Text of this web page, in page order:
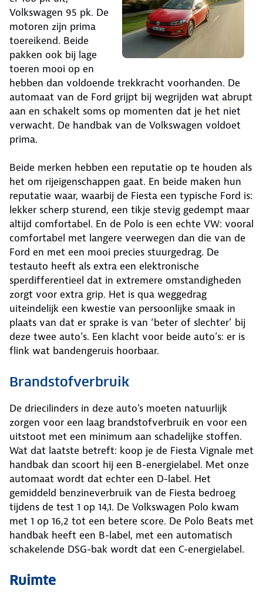
Volkswagen 95 pk. De
motoren zijn prima
toereikend. Beide
pakken ook bij lage
toeren mooi op en
hebben dan voldoende trekkracht voorhanden. De
automaat van de Ford grijpt bij wegrijden wat abrupt
aan en schakelt soms op momenten dat je het niet
verwacht. De handbak van de Volkswagen voldoet
prima.
Beide merken hebben een reputatie op te houden als
het om rijeigenschappen gaat. En beide maken hun
reputatie waar, waarbij de Fiesta een typische Ford is:
lekker scherp sturend, een tikje stevig gedempt maar
altijd comfortabel. En de Polo is een echte VW: vooral
comfortabel met langere veerwegen dan die van de
Ford en met een mooi precies stuurgedrag. De
testauto heeft als extra een elektronische
sperdifferentieel dat in extremere omstandigheden
zorgt voor extra grip. Het is qua weggedrag
uiteindelijk een kwestie van persoonlijke smaak in
plaats van dat er sprake is van ‘beter of slechter’ bij
deze twee auto’s. Een klacht voor beide auto’s: er is
flink wat bandengeruis hoorbaar.
Brandstofverbruik
De driecilinders in deze auto's moeten natuurlijk
zorgen voor een laag brandstofverbruik en voor een
uitstoot met een minimum aan schadelijke stoffen.
Wat dat laatste betreft: koop je de Fiesta Vignale met
handbak dan scoort hij een B-energielabel. Met onze
automaat wordt dat echter een D-label. Het
gemiddeld benzineverbruik van de Fiesta bedroeg
tijdens de test 1 op 14,1. De Volkswagen Polo kwam
met 1 op 16,2 tot een betere score. De Polo Beats met
handbak heeft een B-label, met een automatisch
schakelende DSG-bak wordt dat een C-energielabel.
Ruimte